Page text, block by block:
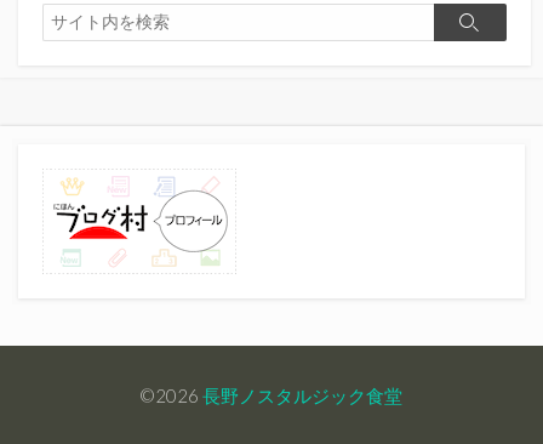
検
索
検
©2026 長野ノスタルジック食堂